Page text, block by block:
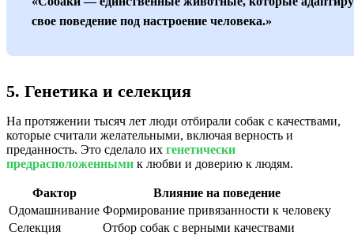
свое поведение под настроение человека.»
5. Генетика и селекция
На протяжении тысяч лет люди отбирали собак с качествами,
которые считали желательными, включая верность и
преданность. Это сделало их генетически
предрасположенными к любви и доверию к людям.
Фактор
Влияние на поведение
Одомашнивание Формирование привязанности к человеку
Селекция
Отбор собак с верными качествами